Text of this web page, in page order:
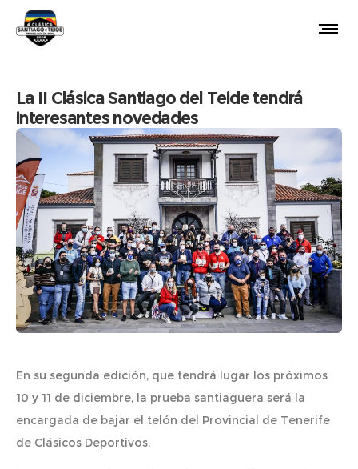
La II Clásica Santiago del Teide tendrá
interesantes novedades
En su segunda edición, que tendrá lugar los próximos
10 y 11 de diciembre, la prueba santiaguera será la
encargada de bajar el telón del Provincial de Tenerife
de Clásicos Deportivos.